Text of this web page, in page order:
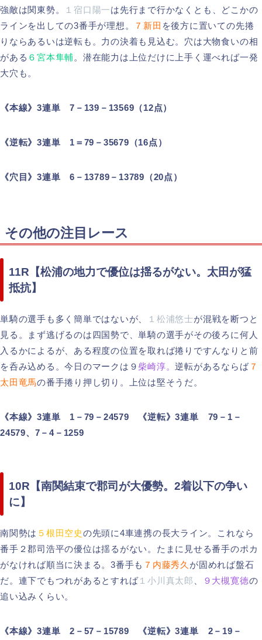
強敵は関東勢。 １宿口陽一は先行まで行かなくとも、どこかの
ラインを出しての3番手が理想。
７新田 を後方に置いての先捲
りならあるいは逆転も。力の決着も見込む。穴は大物食いの相
がある ６宮本隼輔。潜在能力は上位だけに上手く運べれば一発
大穴も。
《本線》3連単 7－139－13569（12点）
《逆転》3連単 1＝79－35679（16点）
《穴目》3連単 6－13789－13789（20点）
その他の注目レース
11R【松浦の地力で優位は揺るがない。太田が猛
抵抗】
単騎の選手も多く簡単ではないが、 １松浦悠士が混戦を断つと
見る。まず逃げるのは四国勢で、単騎の選手がその後ろに何人
入るかによるが、ある程度の位置を取れば捲りですんなりと前
を呑み込める。今日のマークは９ 柴崎淳。逆転があるならば７
太田竜馬の番手捲り押し切り。上位は堅そうだ。
《本線》3連単 1－79－24579 《逆転》3連単 79－1－
24579、7－4－1259
10R【南関結束で郡司が大優勢。2着以下の争い
に】
南関勢は ５根田空史の先頭に4車連携の長大ライン。これなら
番手２郡司浩平の優位は揺るがない。たまに見せる番手のポカ
がなければ順当に決まる。3番手も ７内藤秀久 が固めれば盤石
だ。連下でもつれがあるとすれば１小川真太郎 ９大槻寛徳の
追い込みくらい。
《本線》3連単 2－57－15789 《逆転》3連単 2－19－